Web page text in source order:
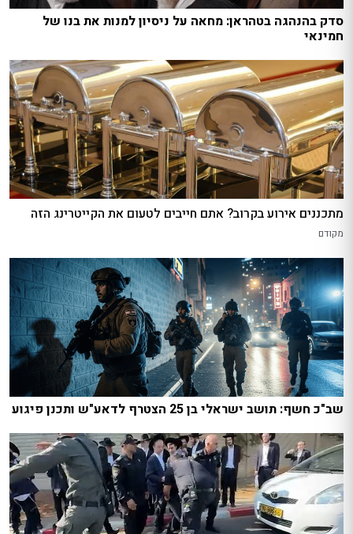
סדק בהנהגה בטהראן: מחאה על ניסיון למנות את בנו של
חמינאי
מתכננים אירוע בקרוב? אתם חייבים לטעום את הקייטרינג הזה
מקודם
שב"כ חשף: תושב ישראלי בן 25 הצטרף לדאע"ש ותכנן פיגוע